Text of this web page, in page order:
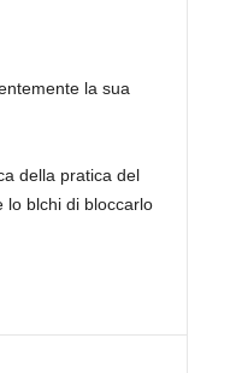
la sua
della pratica del
lo blchi di bloccarlo